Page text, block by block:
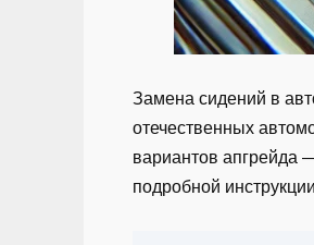
Замена сидений в
отечественных
вариантов апгрейда
подробной